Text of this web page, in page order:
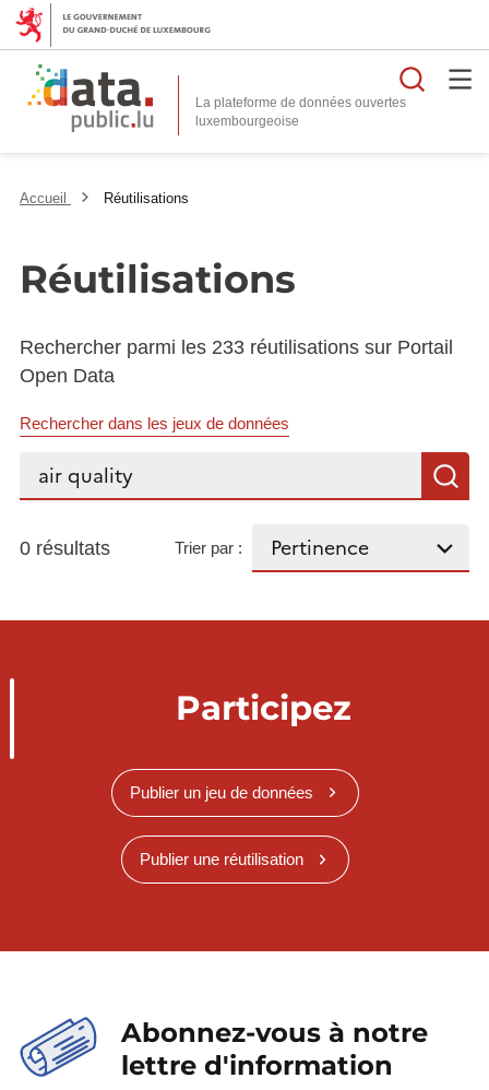
La plateforme de données ouvertes
Accueil Réutilisations
Réutilisations
Rechercher parmi les 233 réutilisations sur Portail
Open Data
Rechercher dans les jeux de données
Rechercher...
0 résultats Trier par :
Participez
Publier un jeu de données
Publier une réutilisation
Abonnez-vous à notre
lettre d'information